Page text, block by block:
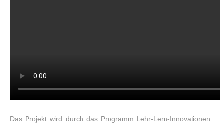
Das Projekt wird durch das Programm Lehr-Lern-Innovationen